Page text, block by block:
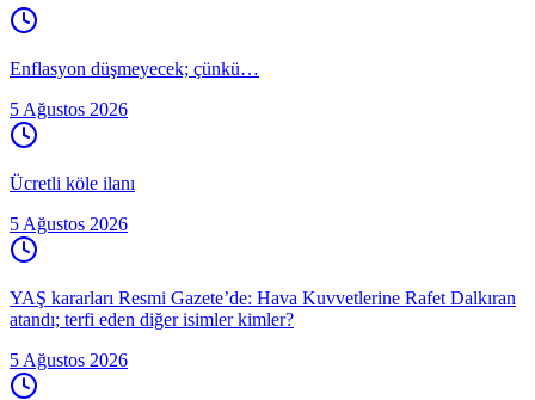
Enflasyon düşmeyecek; çünkü…
5 Ağustos 2026
Ücretli köle ilanı
5 Ağustos 2026
YAŞ kararları Resmi Gazete’de: Hava Kuvvetlerine Rafet Dalkıran
atandı; terfi eden diğer isimler kimler?
5 Ağustos 2026